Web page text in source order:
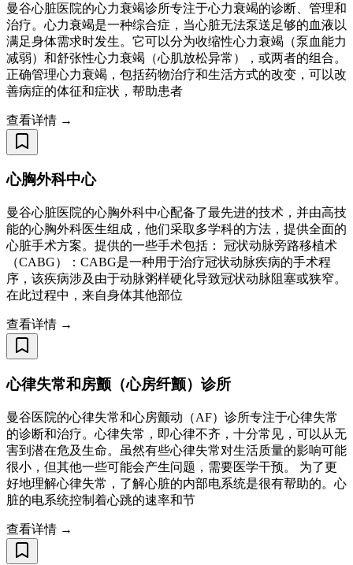
曼谷心脏医院的心力衰竭诊所专注于心力衰竭的诊断、管理和
治疗。心力衰竭是一种综合症，当心脏无法泵送足够的血液以
满足身体需求时发生。它可以分为收缩性心力衰竭（泵血能力
减弱）和舒张性心力衰竭（心肌放松异常），或两者的组合。
正确管理心力衰竭，包括药物治疗和生活方式的改变，可以改
善病症的体征和症状，帮助患者
查看详情 →
心胸外科中心​​​​​​​
曼谷心脏医院的心胸外科中心配备了最先进的技术，并由高技
能的心胸外科医生组成，他们采取多学科的方法，提供全面的
心脏手术方案。提供的一些手术包括： 冠状动脉旁路移植术
（CABG）：CABG是一种用于治疗冠状动脉疾病的手术程
序，该疾病涉及由于动脉粥样硬化导致冠状动脉阻塞或狭窄。
在此过程中，来自身体其他部位
查看详情 →
心律失常和房颤（心房纤颤）诊所
曼谷医院的心律失常和心房颤动（AF）诊所专注于心律失常
的诊断和治疗。心律失常，即心律不齐，十分常见，可以从无
害到潜在危及生命。虽然有些心律失常对生活质量的影响可能
很小，但其他一些可能会产生问题，需要医学干预。 为了更
好地理解心律失常，了解心脏的内部电系统是很有帮助的。心
脏的电系统控制着心跳的速率和节
查看详情 →